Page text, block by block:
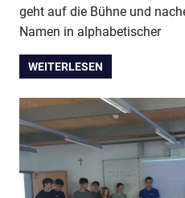
geht auf die Bühne und
Namen in alphabetischer
WEITERLESEN